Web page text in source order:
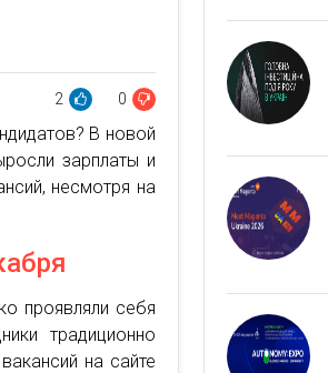
2 0
В новой
зарплаты и
несмотря на
проявляли себя
традиционно
на сайте